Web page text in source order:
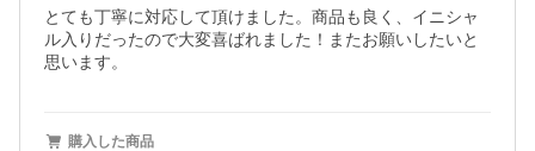
とても丁寧に対応して頂けました。商品も良く、イニシャ
ル入りだったので大変喜ばれました！またお願いしたいと
思います。
購入した商品